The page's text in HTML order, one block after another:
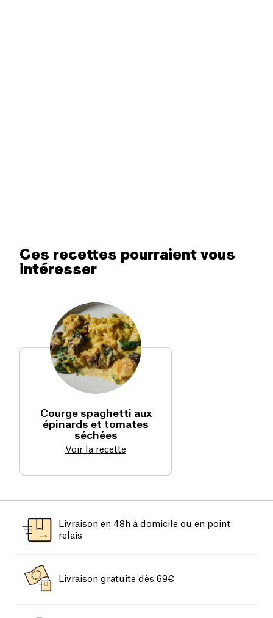
Ces recettes pourraient vous
intéresser
Courge spaghetti aux
épinards et tomates
séchées
Voir la recette
Livraison en 48h à domicile ou en point
relais
Livraison gratuite dès 69€